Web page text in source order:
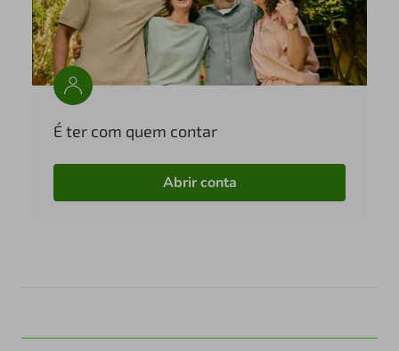
É ter com quem contar
Abrir conta